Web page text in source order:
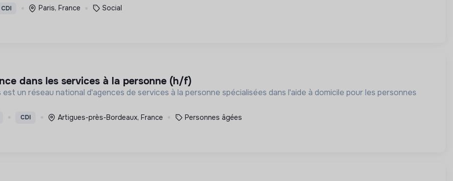
CDI Paris, France Social
dans les services à la personne (h/f)
un réseau national d'agences de services à la personne spécialisées dans l'aide à domicile pour les personnes
CDI Artigues-près-Bordeaux, France Personnes âgées